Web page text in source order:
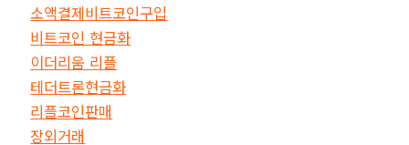
소액결제비트코인구입
비트코인 현금화
이더리움 리플
테더트론현금화
리플코인판매
장외거래